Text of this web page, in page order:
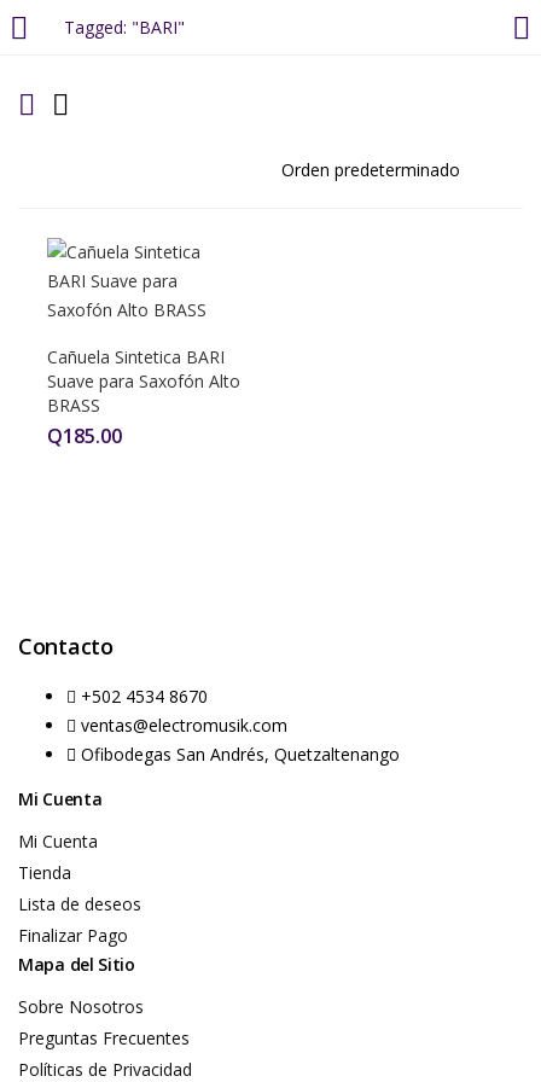
Tagged: "BARI"
LOGIN
Cañuela Sintetica BARI
Suave para Saxofón Alto
BRASS
Q185.00
Contacto
+502 4534 8670
ventas@electromusik.com
Ofibodegas San Andrés, Quetzaltenango
Mi Cuenta
Mi Cuenta
Tienda
Lista de deseos
Finalizar Pago
Mapa del Sitio
Sobre Nosotros
Preguntas Frecuentes
Políticas de Privacidad